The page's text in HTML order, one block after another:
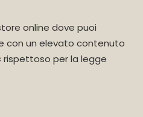
online dove puoi
con un elevato contenuto
rispettoso per la legge